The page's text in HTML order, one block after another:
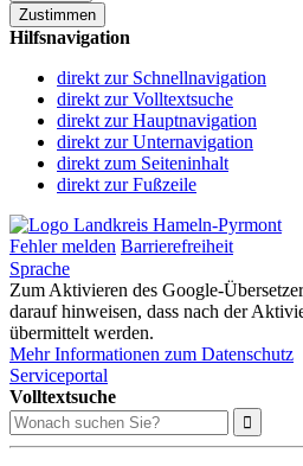
Zustimmen
Hilfsnavigation
direkt zur Schnellnavigation
direkt zur Volltextsuche
direkt zur Hauptnavigation
direkt zur Unternavigation
direkt zum Seiteninhalt
direkt zur Fußzeile
Fehler melden Barrierefreiheit
Sprache
Zum Aktivieren des Google-
darauf hinweisen, dass nach der
übermittelt werden.
Mehr Informationen zum Datenschutz
Serviceportal
Volltextsuche